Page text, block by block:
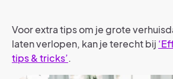
Voor extra tips om je grote
laten verlopen, kan je terecht bij
tips & tricks’.